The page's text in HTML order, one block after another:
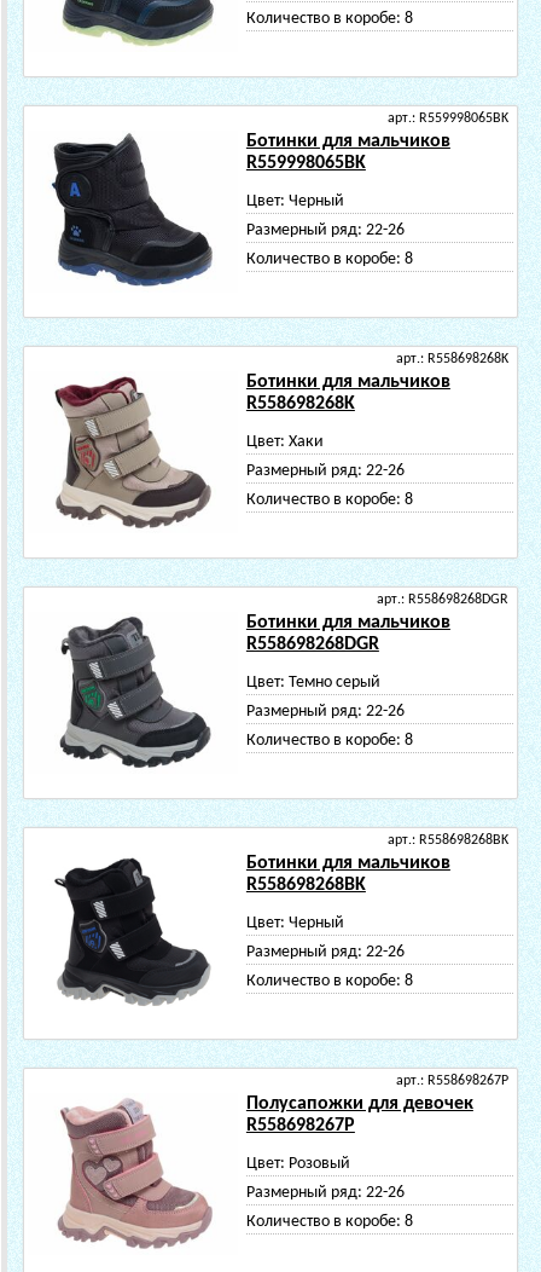
Количество в коробе: 8
арт.: R559998065BK
Ботинки для мальчиков
R559998065BK
Цвет: Черный
Размерный ряд: 22-26
Количество в коробе: 8
арт.: R558698268K
Ботинки для мальчиков
R558698268K
Цвет: Хаки
Размерный ряд: 22-26
Количество в коробе: 8
арт.: R558698268DGR
Ботинки для мальчиков
R558698268DGR
Цвет: Темно серый
Размерный ряд: 22-26
Количество в коробе: 8
арт.: R558698268BK
Ботинки для мальчиков
R558698268BK
Цвет: Черный
Размерный ряд: 22-26
Количество в коробе: 8
арт.: R558698267P
Полусапожки для девочек
R558698267P
Цвет: Розовый
Размерный ряд: 22-26
Количество в коробе: 8